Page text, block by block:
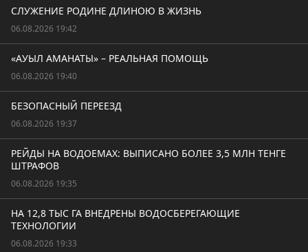
СЛУЖЕНИЕ РОДИНЕ ДЛИНОЮ В ЖИЗНЬ
06.08.2026 19:42
«АУЫЛ АМАНАТЫ» – РЕАЛЬНАЯ ПОМОЩЬ
06.08.2026 19:40
БЕЗОПАСНЫЙ ПЕРЕЕЗД
06.08.2026 19:37
РЕЙДЫ НА ВОДОЕМАХ: ВЫПИСАНО БОЛЕЕ 3,5 МЛН ТЕНГЕ
ШТРАФОВ
06.08.2026 19:35
НА 12,8 ТЫС ГА ВНЕДРЕНЫ ВОДОСБЕРЕГАЮЩИЕ
ТЕХНОЛОГИИ
06.08.2026 19:33